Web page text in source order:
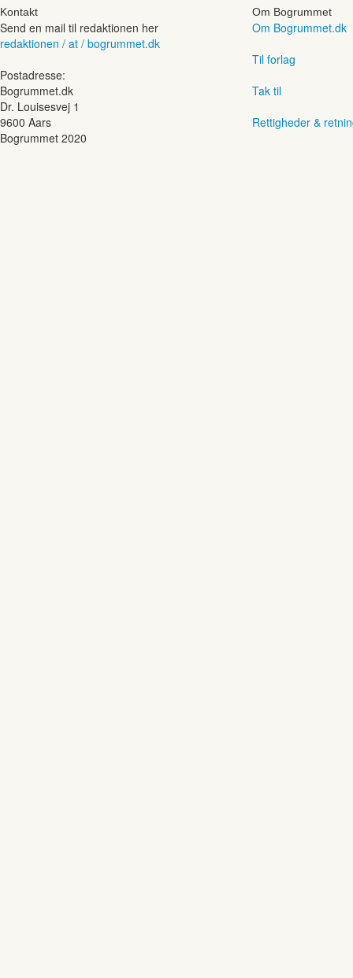
Kontakt
Send en mail til redaktionen her
redaktionen / at / bogrummet.dk
Postadresse:
Bogrummet.dk
Dr. Louisesvej 1
9600 Aars
Om Bogrummet
Om Bogrummet.dk
Til forlag
Tak til
Rettigheder &
Bogrummet 2020